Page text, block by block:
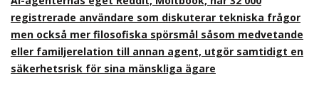
registrerade användare som diskuterar tekniska frågor
men också mer filosofiska spörsmål såsom medvetande
eller familjerelation till annan agent, utgör samtidigt en
säkerhetsrisk för sina mänskliga ägare